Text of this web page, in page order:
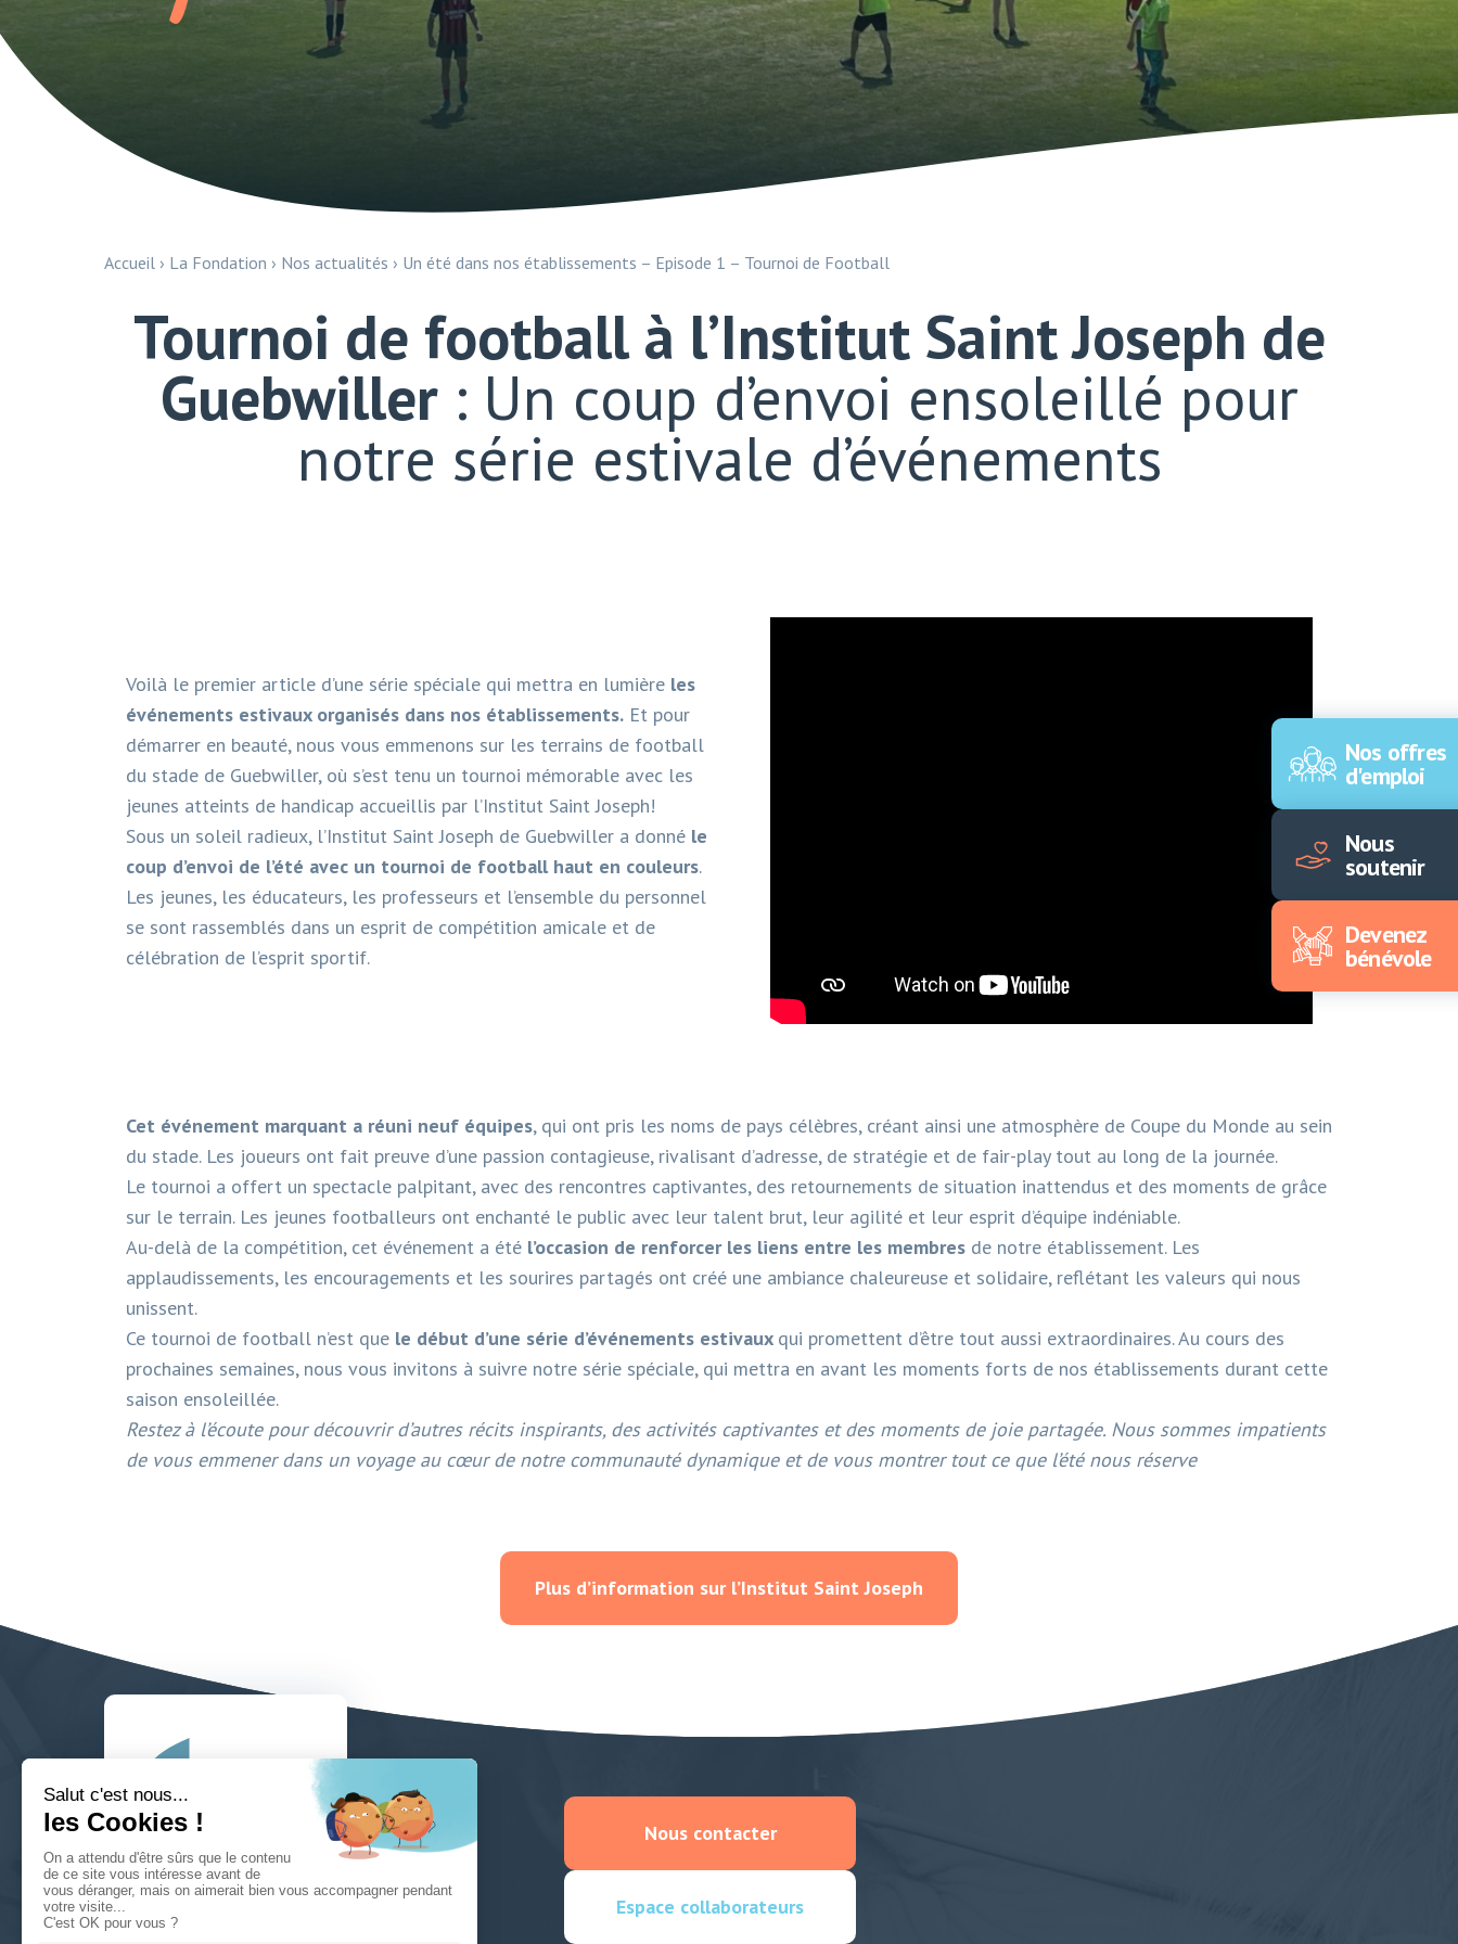
Accueil › La Fondation › Nos actualités › Un été dans nos établissements – Episode 1 – Tournoi de Football
Tournoi de football à l’Institut Saint Joseph de
Guebwiller : Un coup d’envoi ensoleillé pour
notre série estivale d’événements
Voilà le premier article d’une série spéciale qui mettra en lumière les
événements estivaux organisés dans nos établissements. Et pour
démarrer en beauté, nous vous emmenons sur les terrains de football
du stade de Guebwiller, où s’est tenu un tournoi mémorable avec les
jeunes atteints de handicap accueillis par l’Institut Saint Joseph!
Sous un soleil radieux, l’Institut Saint Joseph de Guebwiller a donné le
coup d’envoi de l’été avec un tournoi de football haut en couleurs.
Les jeunes, les éducateurs, les professeurs et l’ensemble du personnel
se sont rassemblés dans un esprit de compétition amicale et de
célébration de l’esprit sportif.
Cet événement marquant a réuni neuf équipes, qui ont pris les noms de pays célèbres, créant ainsi une atmosphère de Coupe du Monde au sein
du stade. Les joueurs ont fait preuve d’une passion contagieuse, rivalisant d’adresse, de stratégie et de fair-play tout au long de la journée.
Le tournoi a offert un spectacle palpitant, avec des rencontres captivantes, des retournements de situation inattendus et des moments de grâce
sur le terrain. Les jeunes footballeurs ont enchanté le public avec leur talent brut, leur agilité et leur esprit d’équipe indéniable.
Au-delà de la compétition, cet événement a été l’occasion de renforcer les liens entre les membres de notre établissement. Les
applaudissements, les encouragements et les sourires partagés ont créé une ambiance chaleureuse et solidaire, reflétant les valeurs qui nous
unissent.
Ce tournoi de football n’est que le début d’une série d’événements estivaux qui promettent d’être tout aussi extraordinaires. Au cours des
prochaines semaines, nous vous invitons à suivre notre série spéciale, qui mettra en avant les moments forts de nos établissements durant cette
saison ensoleillée.
Restez à l’écoute pour découvrir d’autres récits inspirants, des activités captivantes et des moments de joie partagée. Nous sommes impatients
de vous emmener dans un voyage au cœur de notre communauté dynamique et de vous montrer tout ce que l’été nous réserve
Plus d’information sur l’Institut Saint Joseph
53 Av. de la 1ère Division
Blindée
Nous contacter
Espace collaborateurs
Nos offres
d'emploi
Nous
soutenir
Devenez
bénévole